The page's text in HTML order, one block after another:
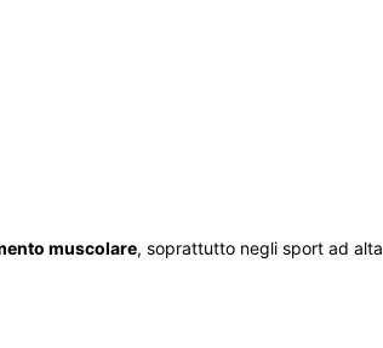
muscolare, soprattutto negli sport ad alta